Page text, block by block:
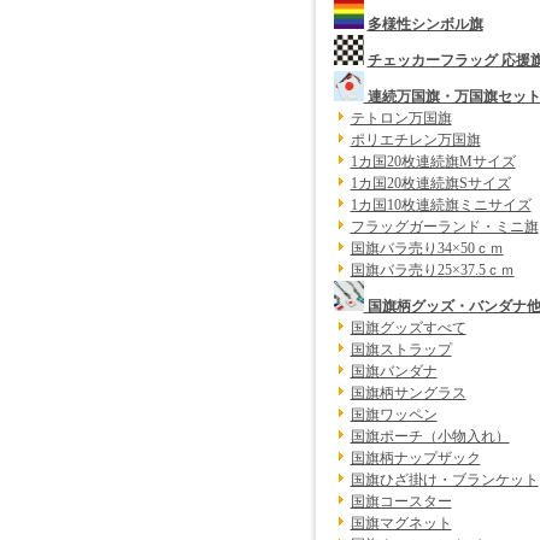
多様性シンボル旗
チェッカーフラッグ 応援
連続万国旗・万国旗セット
テトロン万国旗
ポリエチレン万国旗
1カ国20枚連続旗Mサイズ
1カ国20枚連続旗Sサイズ
1カ国10枚連続旗ミニサイズ
フラッグガーランド・ミニ旗
国旗バラ売り34×50ｃｍ
国旗バラ売り25×37.5ｃｍ
国旗柄グッズ・バンダナ他
国旗グッズすべて
国旗ストラップ
国旗バンダナ
国旗柄サングラス
国旗ワッペン
国旗ポーチ（小物入れ）
国旗柄ナップザック
国旗ひざ掛け・ブランケット
国旗コースター
国旗マグネット